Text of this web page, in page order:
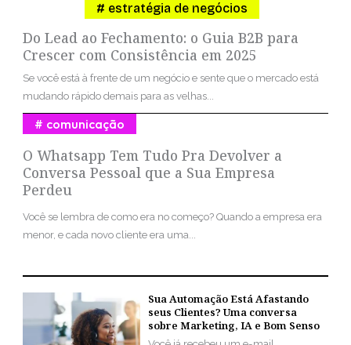
Do Lead ao Fechamento: o Guia B2B para
Crescer com Consistência em 2025
estratégia de negócios
Se você está à frente de um negócio e sente que o mercado está
mudando rápido demais para as velhas...
O Whatsapp Tem Tudo Pra Devolver a
Conversa Pessoal que a Sua Empresa
Perdeu
comunicação
Você se lembra de como era no começo? Quando a empresa era
menor, e cada novo cliente era uma...
Sua Automação Está Afastando
seus Clientes? Uma conversa
sobre Marketing, IA e Bom Senso